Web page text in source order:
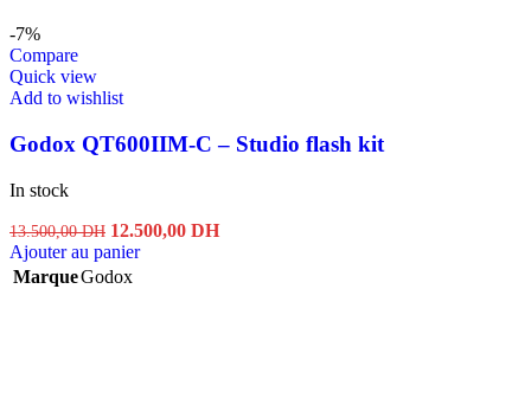
-7%
Compare
Quick view
Add to wishlist
Godox QT600IIM-C – Studio flash kit
In stock
13.500,00DH Le
prix
initial
12.500,00 DHLe
Ajouter au panier
MarqueGodox